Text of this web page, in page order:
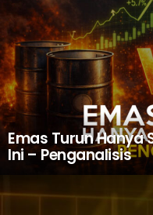
Emas Turun Hanya
Ini – Penganalisis